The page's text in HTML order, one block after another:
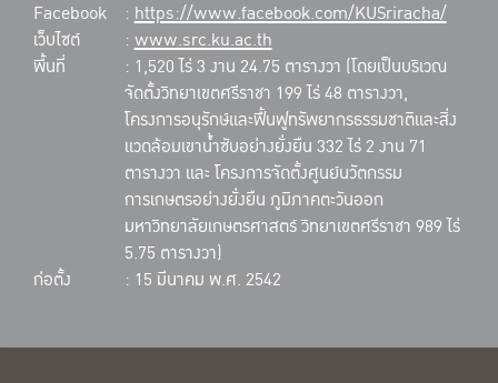
Facebook
:https://www.facebook.com/KUSriracha/
เว็บไซต์
:www.src.ku.ac.th
พื้นที่
: 1,520 ไร่ 3 งาน 24.75 ตารางวา (โดยเป็นบริเวณ
จัดตั้งวิทยาเขตศรีราชา 199 ไร่ 48 ตารางวา,
โครงการอนุรักษ์และฟื้นฟูทรัพยากรธรรมชาติและสิ่ง
แวดล้อมเขาน้ำซับอย่างยั่งยืน 332 ไร่ 2 งาน 71
ตารางวา และ โครงการจัดตั้งศูนย์นวัตกรรม
การเกษตรอย่างยั่งยืน ภูมิภาคตะวันออก
มหาวิทยาลัยเกษตรศาสตร์ วิทยาเขตศรีราชา 989 ไร่
5.75 ตารางวา)
ก่อตั้ง
: 15 มีนาคม พ.ศ. 2542